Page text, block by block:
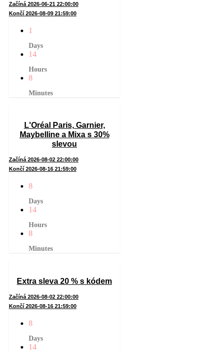
Začíná 2026-06-21 22:00:00
Končí 2026-08-09 21:59:00
1
Days
14
Hours
8
Minutes
L'Oréal Paris, Garnier,
Maybelline a Mixa s 30%
slevou
Začíná 2026-08-02 22:00:00
Končí 2026-08-16 21:59:00
8
Days
14
Hours
8
Minutes
Extra sleva 20 % s kódem
Začíná 2026-08-02 22:00:00
Končí 2026-08-16 21:59:00
8
Days
14